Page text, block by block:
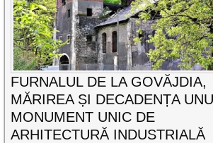
FURNALUL DE LA GOVĂJDIA,
MĂRIREA ȘI DECADENȚA
MONUMENT UNIC DE
ARHITECTURĂ INDUSTRIALĂ